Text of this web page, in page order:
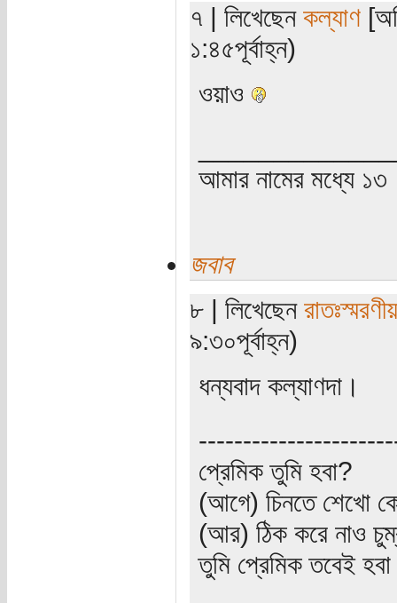
৭ | লিখেছেন কল্যাণ
১:৪৫পূর্বাহ্ন)
ওয়াও
আমার নামের মধ্যে ১৩
জবাব
৮ | লিখেছেন রাতঃস্মরণীয়
৯:৩০পূর্বাহ্ন)
ধন্যবাদ কল্যাণদা।
প্রেমিক তুমি হবা?
(আগে) চিনতে শেখো
(আর) ঠিক করে নাও
তুমি প্রেমিক তবেই